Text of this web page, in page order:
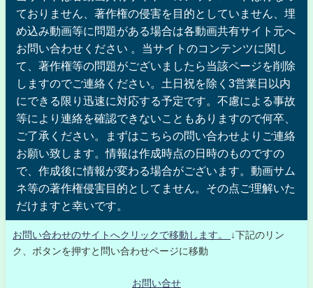
ておりません、著作権の侵害を目的としていません、埋
め込み動画等に問題がある場合は各動画共有サイト元へ
お問い合わせください 。当サイトのコンテンツに関し
て、著作権等の問題がございましたら当該ページを削除
しますのでご連絡ください。土日祝を除く3営業日以内
にできる限り迅速に対応する予定です。不慮による事故
等により連絡を確認できないこともありますので何卒、
ご了承ください。まずはこちらの問い合わせよりご連絡
お願い致します。情報は作成時点の日時のものですの
で、作成後に情報が変わる場合がございます。動画サム
ネ等の著作権侵害目的としてません。その点ご理解いた
だけますと幸いです。
お問い合わせのサイトへクリックで移動します。
↓下記のリン
ク、ボタンを押すと問い合わせページに移動
お問い合せ